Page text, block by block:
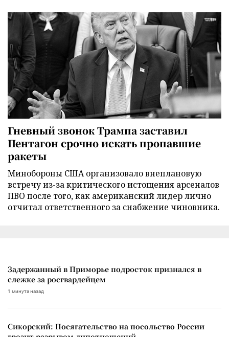
Гневный звонок Трампа заставил
Пентагон срочно искать пропавшие
ракеты
Минобороны США организовало внеплановую
встречу из-за критического истощения арсеналов
ПВО после того, как американский лидер лично
отчитал ответственного за снабжение чиновника.
Задержанный в Приморье подросток признался в
слежке за росгвардейцем
1 минута назад
Сикорский: Посягательство на посольство России